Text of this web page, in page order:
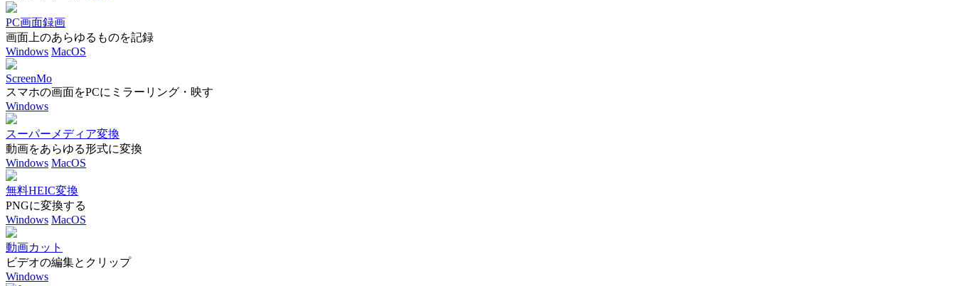
PC画面録画
画面上のあらゆるものを記録
Windows MacOS
ScreenMo
スマホの画面をPCにミラーリング・映す
Windows
スーパーメディア変換
動画をあらゆる形式に変換
Windows MacOS
無料HEIC変換
PNGに変換する
Windows MacOS
動画カット
ビデオの編集とクリップ
Windows